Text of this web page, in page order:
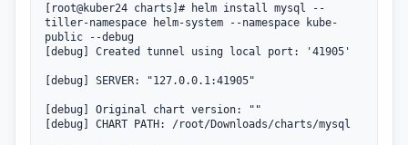
[root@kuber24 charts]# helm install mysql --
tiller-namespace helm-system --namespace kube-
public --debug
[debug] Created tunnel using local port: '41905'
[debug] SERVER: "127.0.0.1:41905"
[debug] Original chart version: ""
[debug] CHART PATH: /root/Downloads/charts/mysql